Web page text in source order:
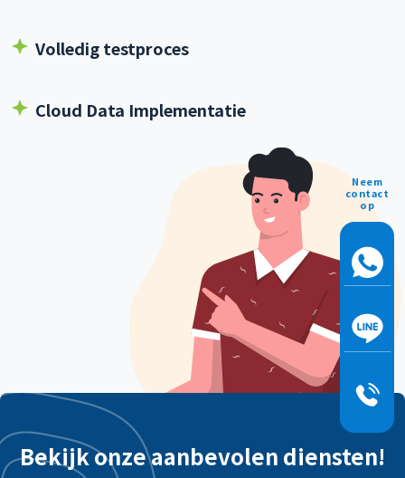
Volledig testproces
Cloud Data Implementatie
Bekijk onze aanbevolen diensten!
Neem
contact
op